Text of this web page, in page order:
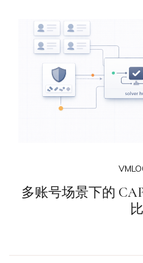
多账号场景下的
比